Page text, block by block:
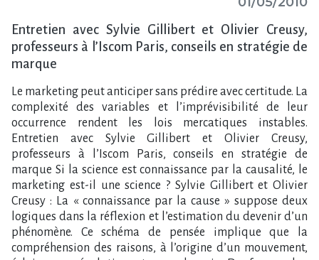
Entretien avec Sylvie Gillibert et Olivier Creusy,
professeurs à l’Iscom Paris, conseils en stratégie de
marque
Le marketing peut anticiper sans prédire avec certitude. La
complexité des variables et l’imprévisibilité de leur
occurrence rendent les lois mercatiques instables.
Entretien avec Sylvie Gillibert et Olivier Creusy,
professeurs à l’Iscom Paris, conseils en stratégie de
marque Si la science est connaissance par la causalité, le
marketing est-il une science ? Sylvie Gillibert et Olivier
Creusy : La « connaissance par la cause » suppose deux
logiques dans la réflexion et l’estimation du devenir d’un
phénomène. Ce schéma de pensée implique que la
compréhension des raisons, à l’origine d’un mouvement,